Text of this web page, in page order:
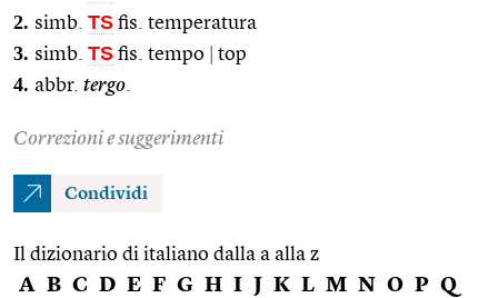
2. simb. TS fis. temperatura
3. simb. TS fis. tempo top
4. abbr. tergo
Correzioni e suggerimenti
Condividi
Il dizionario di italiano dalla a alla z
A B C D E F G H I J K L M N O P Q